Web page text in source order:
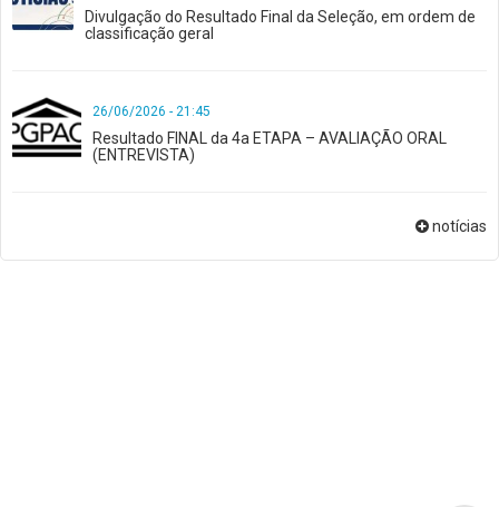
Divulgação do Resultado Final da Seleção, em ordem de
classificação geral
26/06/2026 - 21:45
Resultado FINAL da 4a ETAPA – AVALIAÇÃO ORAL
(ENTREVISTA)
notícias